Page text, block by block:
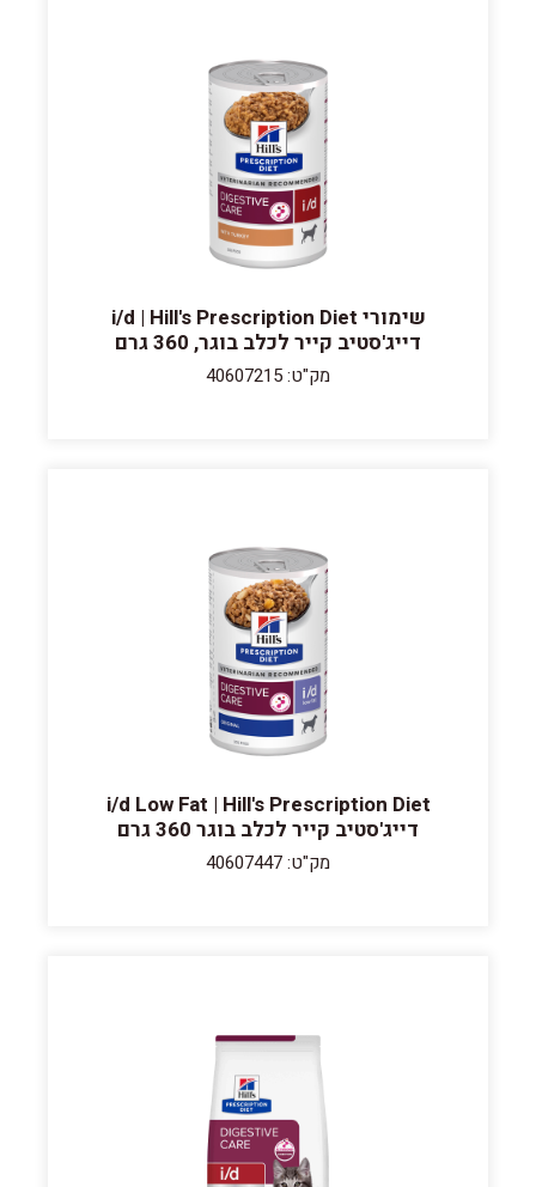
שימורי i/d | Hill's Prescription Diet
דייג'סטיב קייר לכלב בוגר, 360 גרם
מק"ט: 40607215
i/d Low Fat | Hill's Prescription Diet
דייג'סטיב קייר לכלב בוגר 360 גרם
מק"ט: 40607447